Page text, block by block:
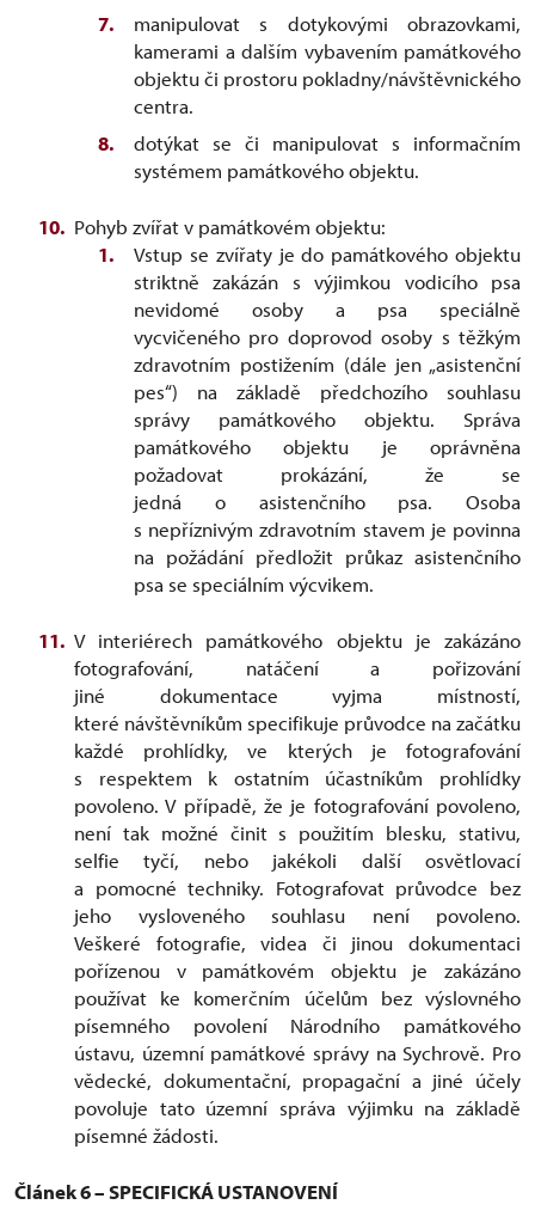
manipulovat s dotykovými obrazovkami,
kamerami a dalším vybavením památkového
objektu či prostoru pokladny/návštěvnického
centra.
dotýkat se či manipulovat s informačním
systémem památkového objektu.
Pohyb zvířat v památkovém objektu:
Vstup se zvířaty je do památkového objektu
striktně zakázán s výjimkou vodicího psa
nevidomé osoby a psa speciálně
vycvičeného pro doprovod osoby s těžkým
zdravotním postižením (dále jen „asistenční
pes“) na základě předchozího souhlasu
správy památkového objektu. Správa
památkového objektu je oprávněna
požadovat prokázání, že se
jedná o asistenčního psa. Osoba
s nepříznivým zdravotním stavem je povinna
na požádání předložit průkaz asistenčního
psa se speciálním výcvikem.
V interiérech památkového objektu je zakázáno
fotografování, natáčení a pořizování
jiné dokumentace vyjma místností,
které návštěvníkům specifikuje průvodce na začátku
každé prohlídky, ve kterých je fotografování
s respektem k ostatním účastníkům prohlídky
povoleno. V případě, že je fotografování povoleno,
není tak možné činit s použitím blesku, stativu,
selfie tyčí, nebo jakékoli další osvětlovací
a pomocné techniky. Fotografovat průvodce bez
jeho vysloveného souhlasu není povoleno.
Veškeré fotografie, videa či jinou dokumentaci
pořízenou v památkovém objektu je zakázáno
používat ke komerčním účelům bez výslovného
písemného povolení Národního památkového
ústavu, územní památkové správy na Sychrově. Pro
vědecké, dokumentační, propagační a jiné účely
povoluje tato územní správa výjimku na základě
písemné žádosti.
Článek 6 – SPECIFICKÁ USTANOVENÍ